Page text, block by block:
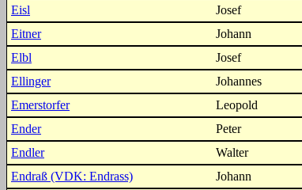
Eisl
Josef
Eitner
Johann
Elbl
Josef
Ellinger
Johannes
Emerstorfer
Leopold
Ender
Peter
Endler
Walter
Endraß (VDK: Endrass)
Johann